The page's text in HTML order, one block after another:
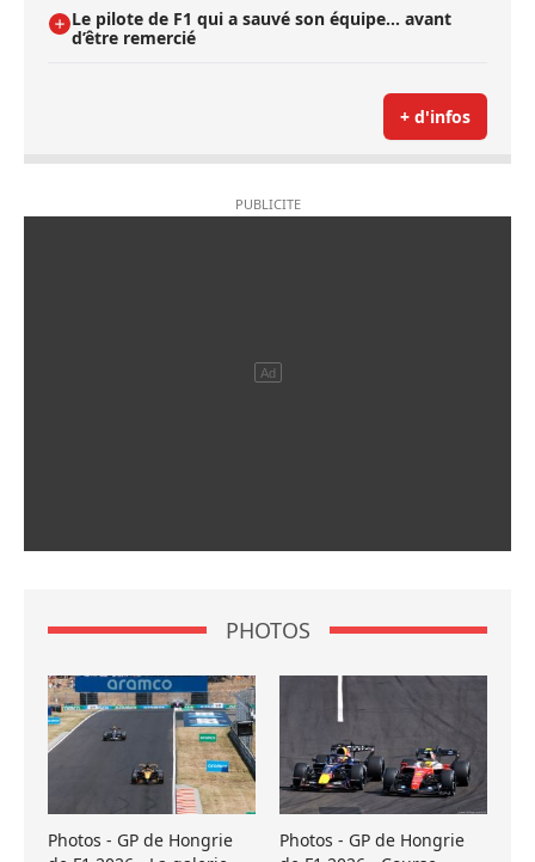
Le pilote de F1 qui a sauvé son équipe… avant
d’être remercié
+ d'infos
PHOTOS
Photos - GP de Hongrie
Photos - GP de Hongrie